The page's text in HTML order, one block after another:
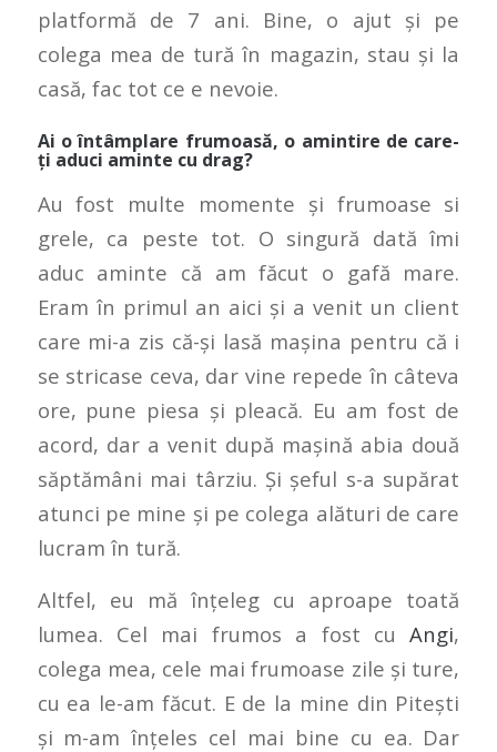
platformă de 7 ani. Bine, o ajut și pe
colega mea de tură în magazin, stau și la
casă, fac tot ce e nevoie.
Ai o întâmplare frumoasă, o amintire de care-
ți aduci aminte cu drag?
Au fost multe momente și frumoase si
grele, ca peste tot. O singură dată îmi
aduc aminte că am făcut o gafă mare.
Eram în primul an aici și a venit un client
care mi-a zis că-și lasă mașina pentru că i
se stricase ceva, dar vine repede în câteva
ore, pune piesa și pleacă. Eu am fost de
acord, dar a venit după mașină abia două
săptămâni mai târziu. Și șeful s-a supărat
atunci pe mine și pe colega alături de care
lucram în tură.
Altfel, eu mă înțeleg cu aproape toată
lumea. Cel mai frumos a fost cuAngi,
colega mea, cele mai frumoase zile și ture,
cu ea le-am făcut. E de la mine din Pitești
și m-am înțeles cel mai bine cu ea. Dar